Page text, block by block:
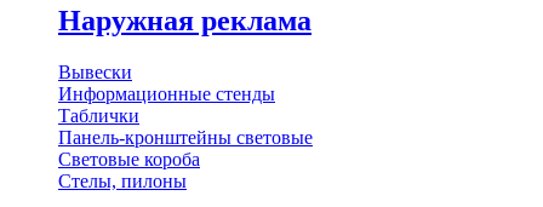
Наружная реклама
Вывески
Информационные стенды
Таблички
Панель-кронштейны световые
Световые короба
Стелы, пилоны